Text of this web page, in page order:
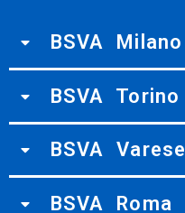
BSVA Milano
BSVA Torino
BSVA Varese
BSVA Roma